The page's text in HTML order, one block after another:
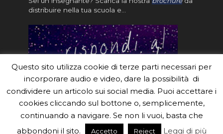
distribuire nella tua scuola e…
#eduinaf #inaf #astronomyforabetterworld.
Theme created by Meks. Powered byWordPress.
Questo sito utilizza cookie di terze parti necessari per
incorporare audio e video, dare la possibilità di
condividere un articolo sui social media. Puoi accettare i
cookies cliccando sul bottone o, semplicemente,
continuando a navigare. Se non li vuoi, basta che
abbondoni il sito.
Accetto Reject Leggi di più